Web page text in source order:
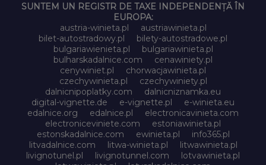
SUNTEM UN REGISTR DE TAXE INDEPENDENȚĂ ÎN
EUROPA:
austria-winieta.pl
austriawinieta.pl
bilet-autostradowy.pl
bilety-autostradowe.pl
bulgariawienieta.pl
bulgariawinieta.pl
bulharskadalnice.com
cenawiniety.pl
cenywiniet.pl
chorwacjawinieta.pl
czechywinieta.pl
czechywiniety.pl
dalnicnipoplatky.com
dalnicniznamka.eu
digital-vignette.de
e-vignette.pl
e-winieta.eu
edalnice.org
edalnice.pl
electronicavinieta.com
electroniceviniete.com
estoniawinieta.pl
estonskadalnice.com
ewinieta.pl
info365.pl
litvadalnice.com
litwa-winieta.pl
litwawinieta.pl
livignotunel.pl
livignotunnel.com
lotvawinieta.pl